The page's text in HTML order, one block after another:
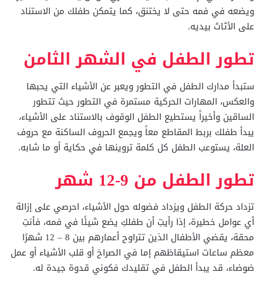
ويضعه في فمه حتى لا يختنق، كما يتمكن طفلك من الاستناد
على الأثاث بيديه.
تطور الطفل في الشهر الثامن
ستبدأ مدارك الطفل في التطور ويعبر عن الأشياء التي يحبها
والعكس، المهارات الحركية مستمرة في التطور حيث تتطور
الساقين وأخيراً يستطيع الطفل الوقوف بالاستناد على الأشياء،
يبدأ طفلك بربط المقاطع معاً ويجمع الحروف الساكنة مع حروف
العلة، يستوعب الطفل كل كلمة تروينها في حكاية أو ما شابه.
تطور الطفل من 9-12 شهر
تزداد حركة الطفل ويزداد فضوله حول الأشياء، احرصي على إزالة
أي عوامل خطيرة، إذا رأيتِ أن طفلكِ يضع شيئًا في فمه، فأنتِ
محقة، يقضي الأطفال الذين تتراوح أعمارهم بين 8 – 12 شهرًا
معظم ساعات استيقاظهم إما في الصراخ أو قلب الأشياء أو عمل
ضوضاء، قد يبدأ الطفل في تقليدك فكوني قدوة جيدة له.